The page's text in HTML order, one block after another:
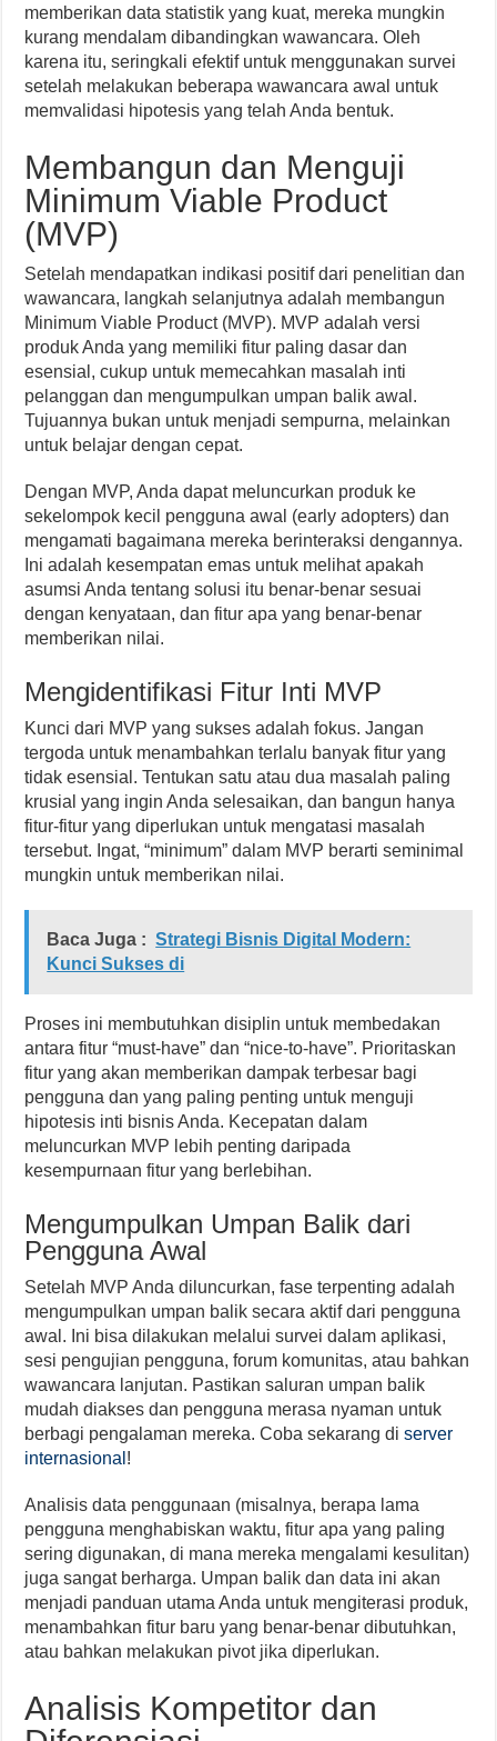
memberikan data statistik yang kuat, mereka mungkin
kurang mendalam dibandingkan wawancara. Oleh
karena itu, seringkali efektif untuk menggunakan survei
setelah melakukan beberapa wawancara awal untuk
memvalidasi hipotesis yang telah Anda bentuk.
Membangun dan Menguji
Minimum Viable Product
(MVP)
Setelah mendapatkan indikasi positif dari penelitian dan
wawancara, langkah selanjutnya adalah membangun
Minimum Viable Product (MVP). MVP adalah versi
produk Anda yang memiliki fitur paling dasar dan
esensial, cukup untuk memecahkan masalah inti
pelanggan dan mengumpulkan umpan balik awal.
Tujuannya bukan untuk menjadi sempurna, melainkan
untuk belajar dengan cepat.
Dengan MVP, Anda dapat meluncurkan produk ke
sekelompok kecil pengguna awal (early adopters) dan
mengamati bagaimana mereka berinteraksi dengannya.
Ini adalah kesempatan emas untuk melihat apakah
asumsi Anda tentang solusi itu benar-benar sesuai
dengan kenyataan, dan fitur apa yang benar-benar
memberikan nilai.
Mengidentifikasi Fitur Inti MVP
Kunci dari MVP yang sukses adalah fokus. Jangan
tergoda untuk menambahkan terlalu banyak fitur yang
tidak esensial. Tentukan satu atau dua masalah paling
krusial yang ingin Anda selesaikan, dan bangun hanya
fitur-fitur yang diperlukan untuk mengatasi masalah
tersebut. Ingat, “minimum” dalam MVP berarti seminimal
mungkin untuk memberikan nilai.
Baca Juga : Strategi Bisnis Digital Modern:
Kunci Sukses di
Proses ini membutuhkan disiplin untuk membedakan
antara fitur “must-have” dan “nice-to-have”. Prioritaskan
fitur yang akan memberikan dampak terbesar bagi
pengguna dan yang paling penting untuk menguji
hipotesis inti bisnis Anda. Kecepatan dalam
meluncurkan MVP lebih penting daripada
kesempurnaan fitur yang berlebihan.
Mengumpulkan Umpan Balik dari
Pengguna Awal
Setelah MVP Anda diluncurkan, fase terpenting adalah
mengumpulkan umpan balik secara aktif dari pengguna
awal. Ini bisa dilakukan melalui survei dalam aplikasi,
sesi pengujian pengguna, forum komunitas, atau bahkan
wawancara lanjutan. Pastikan saluran umpan balik
mudah diakses dan pengguna merasa nyaman untuk
berbagi pengalaman mereka. Coba sekarang diserver
internasional !
Analisis data penggunaan (misalnya, berapa lama
pengguna menghabiskan waktu, fitur apa yang paling
sering digunakan, di mana mereka mengalami kesulitan)
juga sangat berharga. Umpan balik dan data ini akan
menjadi panduan utama Anda untuk mengiterasi produk,
menambahkan fitur baru yang benar-benar dibutuhkan,
atau bahkan melakukan pivot jika diperlukan.
Analisis Kompetitor dan